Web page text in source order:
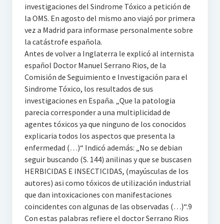
investigaciones del Sindrome Tóxico a petición de
la OMS. En agosto del mismo ano viajó por primera
vez a Madrid para informase personalmente sobre
la catástrofe española.
Antes de volver a Inglaterra le explicó al internista
español Doctor Manuel Serrano Rios, de la
Comisión de Seguimiento e Investigación para el
Sindrome Tóxico, los resultados de sus
investigaciones en España. „Que la patologia
parecia corresponder a una multiplicidad de
agentes tóxicos ya que ninguno de los conocidos
explicaria todos los aspectos que presenta la
enfermedad (…)“ Indicó además: „No se debian
seguir buscando (S. 144) anilinas y que se buscasen
HERBICIDAS E INSECTICIDAS, (mayúsculas de los
autores) asi como tóxicos de utilización industrial
que dan intoxicaciones con manifestaciones
coincidentes con algunas de las observadas (…)“.9
Con estas palabras refiere el doctor Serrano Rios